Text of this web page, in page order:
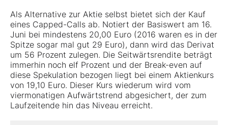
Als Alternative zur Aktie selbst bietet sich der Kauf
eines Capped-Calls ab. Notiert der Basiswert am 16.
Juni bei mindestens 20,00 Euro (2016 waren es in der
Spitze sogar mal gut 29 Euro), dann wird das Derivat
um 56 Prozent zulegen. Die Seitwärtsrendite beträgt
immerhin noch elf Prozent und der Break-even auf
diese Spekulation bezogen liegt bei einem Aktienkurs
von 19,10 Euro. Dieser Kurs wiederum wird vom
viermonatigen Aufwärtstrend abgesichert, der zum
Laufzeitende hin das Niveau erreicht.